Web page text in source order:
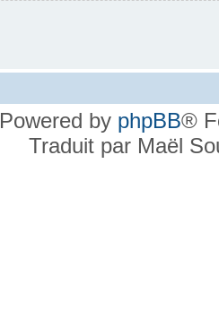
Powered by phpBB®
Traduit par Maël